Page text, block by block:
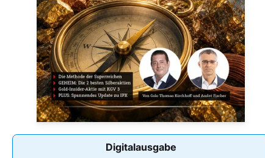
Digitalausgabe